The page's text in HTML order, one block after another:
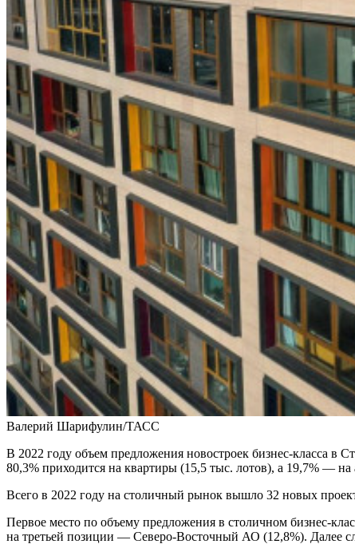
Валерий Шарифулин/ТАСС
В 2022 году объем предложения новостроек бизнес-класса в
80,3% приходится на квартиры (15,5 тыс. лотов), а 19,7% —
Всего в 2022 году на столичный рынок вышло 32 новых
Первое место по объему предложения в столичном бизнес-
на третьей позиции — Северо-Восточный АО (12,8%).